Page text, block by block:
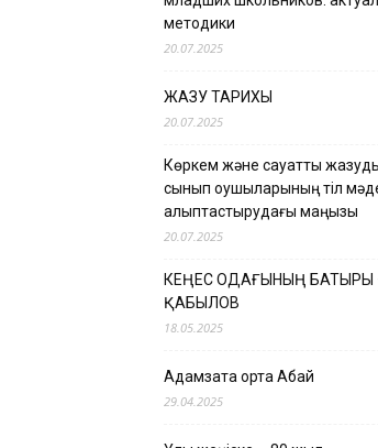
методики
20.07.2025
ЖАЗУ ТАРИХЫ
20.07.2025
Көркем және сауатты
сынып оқушыларының тіл
қалыптастырудағы маңызы
20.07.2025
КЕҢЕС ОДАҒЫНЫҢ БАТЫРЫ
ҚАБЫЛОВ
18.05.2025
Адамзатқа ортақ Абай
29.04.2025